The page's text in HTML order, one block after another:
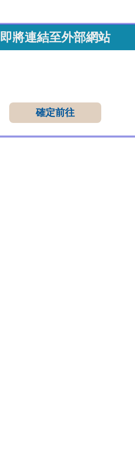
即將連結至外部網站
確定前往